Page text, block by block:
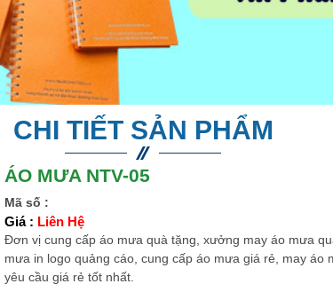
CHI TIẾT SẢN PHẨM
ÁO MƯA NTV-05
Mã số :
Giá : Liên Hệ
Đơn vị cung cấp áo mưa quà tặng, xưởng may áo mưa
mưa in logo quảng cáo, cung cấp áo mưa giá rẻ, may áo
yêu cầu giá rẻ tốt nhất.